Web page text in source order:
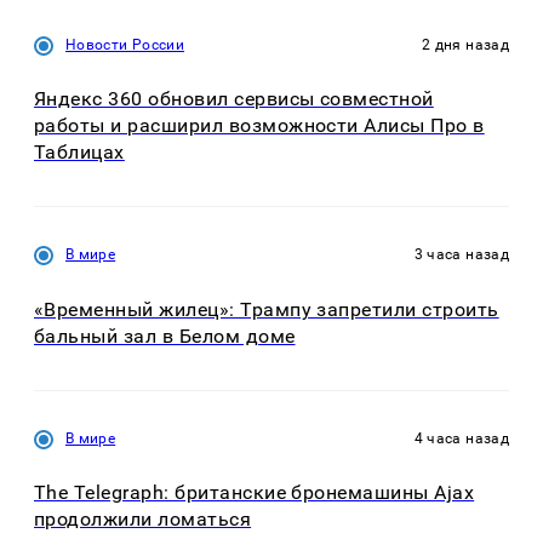
Новости России 2 дня назад
Яндекс 360 обновил сервисы совместной
работы и расширил возможности Алисы Про в
Таблицах
В мире 3 часа назад
«Временный жилец»: Трампу запретили строить
бальный зал в Белом доме
В мире 4 часа назад
The Telegraph: британские бронемашины Ajax
продолжили ломаться